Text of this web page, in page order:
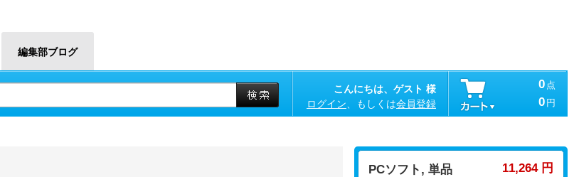
編集部ブログ
こんにちは、ゲスト 様
ログイン 、もしくは会員登録
0 点
0 円
PCソフト, 単品 11,264 円